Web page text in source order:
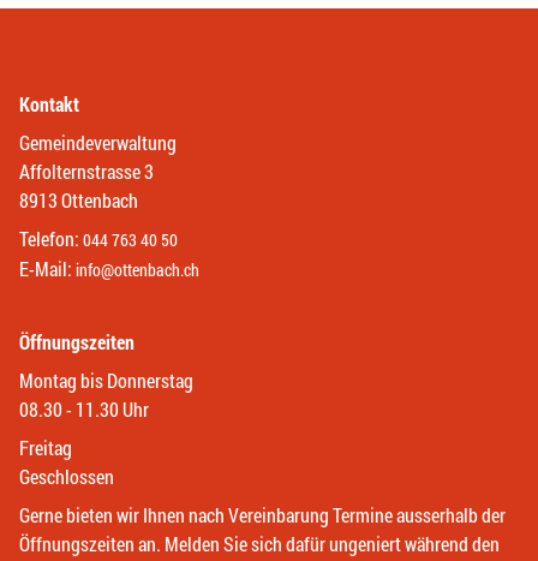
Kontakt
Gemeindeverwaltung
Affolternstrasse 3
8913 Ottenbach
Telefon: 044 763 40 50
E-Mail: info@ottenbach.ch
Öffnungszeiten
Montag bis Donnerstag
08.30 - 11.30 Uhr
Freitag
Geschlossen
Gerne bieten wir Ihnen nach Vereinbarung Termine ausserhalb der
Öffnungszeiten an. Melden Sie sich dafür ungeniert während den